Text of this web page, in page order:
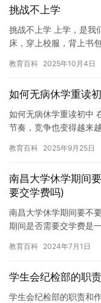
挑战不上学
挑战不上学 上学，是我
床，穿上校服，背上书
是他…
教育百科 2025年10月4日
如何无病休学重读
如何无病休学重读初中
节奏，竞争也变得越来
整状…
教育百科 2025年9月25日
南昌大学休学期间
要交学费吗)
南昌大学休学期间要不
期间是否需要交学费是
将对…
教育百科 2024年7月1日
学生会纪检部的职
学生会纪检部的职责和